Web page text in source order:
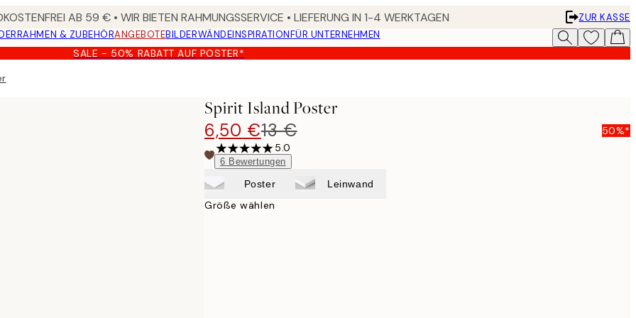
AB 59 € • WIR BIETEN RAHMUNGSSERVICE • LIEFERUNG IN 1-4 WERKTAGEN
ZUR KASSE
RAHMEN & ZUBEHÖRANGEBOTEBILDERWÄNDEINSPIRATIONFÜR UNTERNEHMEN
SALE - 50% RABATT AUF POSTER*
Spirit Island Poster
6,50 €13 €
50%*
5.0
6 Bewertungen
Poster Leinwand
Größe wählen